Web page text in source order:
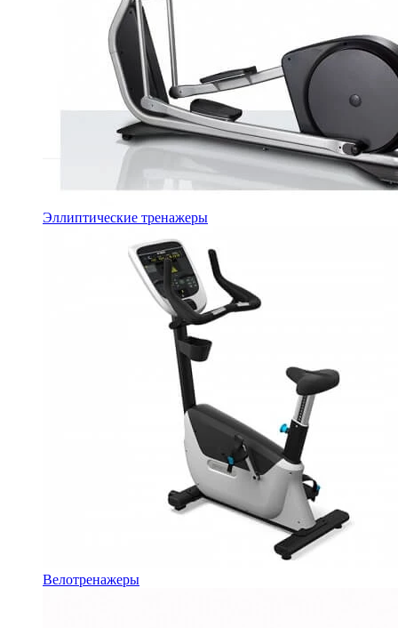
Эллиптические тренажеры
Велотренажеры